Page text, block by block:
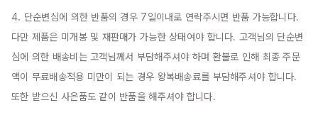
4. 단순변심에 의한 반품의 경우 7일이내로 연락주시면 반품 가능합니다.
다만 제품은 미개봉 및 재판매가 가능한 상태여야 합니다. 고객님의 단순변
심에 의한 배송비는 고객님께서 부담해주셔야 하며 환불로 인해 최종 주문
액이 무료배송적용 미만이 되는 경우 왕복배송료를 부담해주셔야 합니다.
또한 받으신 사은품도 같이 반품을 해주셔야 합니다.